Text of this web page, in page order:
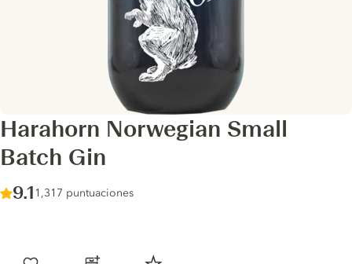
Harahorn Norwegian Small
Batch Gin
Score :
9.1/ 10
1,317 puntuaciones